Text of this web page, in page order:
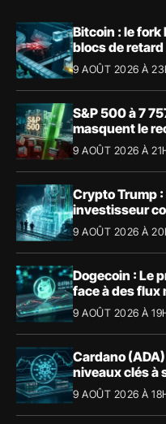
Bitcoin : le fork
blocs de retard
9 AOÛT 2026 À
S&P 500 à 7
masquent le
9 AOÛT 2026 À
Crypto Trump
investisseur
9 AOÛT 2026 À
Dogecoin : Le
face à des flux
9 AOÛT 2026 À
Cardano
niveaux clés à
9 AOÛT 2026 À